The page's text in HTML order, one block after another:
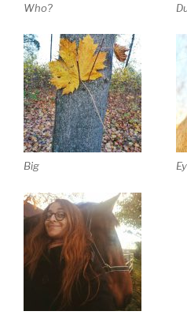
Who?
Big